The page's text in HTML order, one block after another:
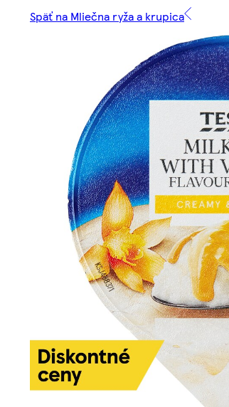
Späť na Mliečna ryža a krupica